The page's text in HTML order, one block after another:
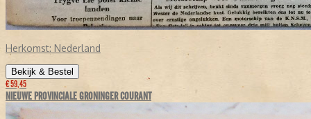
Herkomst: Nederland
Bekijk & Bestel
€ 59,45
NIEUWE PROVINCIALE GRONINGER COURANT